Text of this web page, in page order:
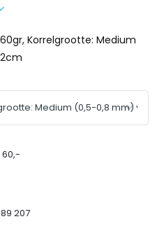
Korrelgrootte: Medium
207